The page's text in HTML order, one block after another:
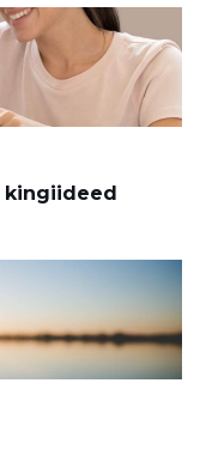
kingiideed